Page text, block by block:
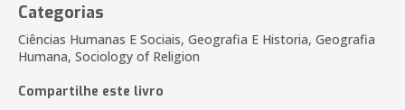
Categorias
Ciências Humanas E Sociais, Geografia E Historia, Geografia
Humana, Sociology of Religion
Compartilhe este livro